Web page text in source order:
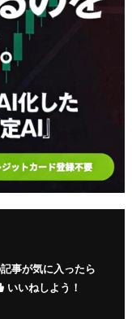
事が気に入ったら
いいねしよう！